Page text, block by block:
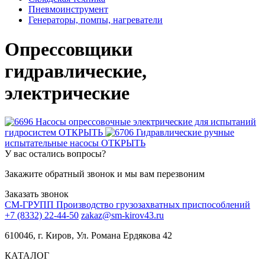
Пневмоинструмент
Генераторы, помпы, нагреватели
Опрессовщики
гидравлические,
электрические
Насосы опрессовочные электрические для испытаний
гидросистем ОТКРЫТЬ
Гидравлические ручные
испытательные насосы ОТКРЫТЬ
У вас остались вопросы?
Закажите обратный звонок и мы вам перезвоним
Заказать звонок
СМ-ГРУПП Производство грузозахватных приспособлений
+7 (8332) 22-44-50 zakaz@sm-kirov43.ru
610046, г. Киров, Ул. Романа Ердякова 42
КАТАЛОГ